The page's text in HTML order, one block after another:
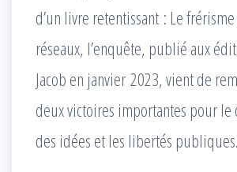
d’un livre retentissant : Le
réseaux, l’enquête, publié aux
Jacob en janvier 2023, vient de
deux victoires importantes pour le
des idées et les libertés publiques.